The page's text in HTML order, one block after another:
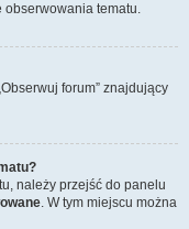
obserwowania tematu.
forum” znajdujący
należy przejść do panelu
. W tym miejscu można